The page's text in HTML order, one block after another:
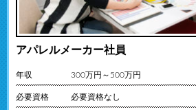
アパレルメーカー社員
年収 300万円～500万円
必要資格 必要資格なし